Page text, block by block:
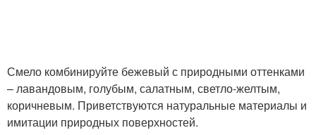
Смело комбинируйте бежевый с природными оттенками
– лавандовым, голубым, салатным, светло-желтым,
коричневым. Приветствуются натуральные материалы и
имитации природных поверхностей.